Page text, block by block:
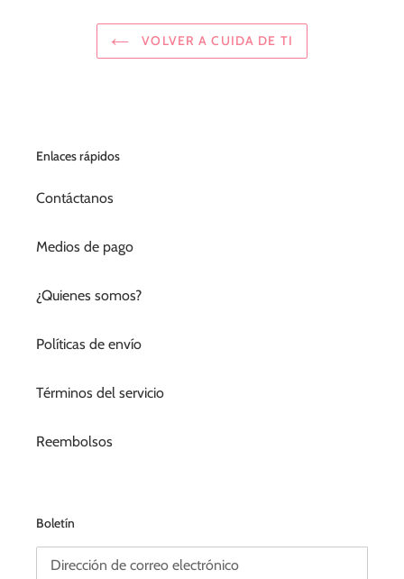
VOLVER A CUIDA DE TI
Enlaces rápidos
Contáctanos
Medios de pago
¿Quienes somos?
Políticas de envío
Términos del servicio
Reembolsos
Boletín